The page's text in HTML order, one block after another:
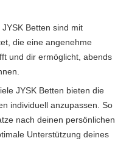
Betten sind mit
die eine angenehme
und dir ermöglicht, abends
JYSK Betten bieten die
individuell anzupassen. So
nach deinen persönlichen
Unterstützung deines